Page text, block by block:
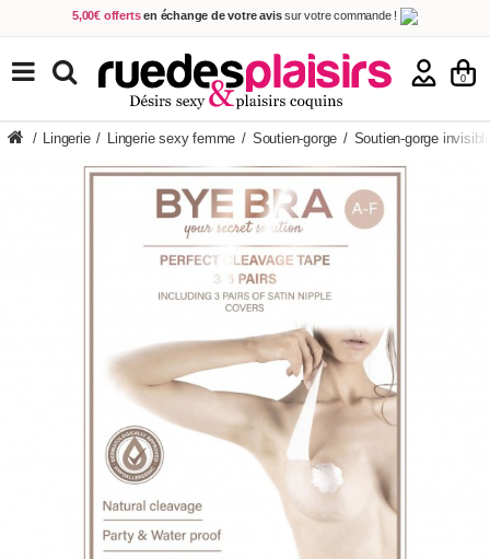
5,00€ offerts en échange de votre avissur votre commande !
Achetez aujourd'hui. Décidez quand payer !
Livraison en 48h
au prix de 2,90 € ! (Offerte dès 69,00€ d'achat)
0
TOUS NOS PRODUITS
/ Lingerie / Lingerie sexy femme / Soutien-gorge / Soutien-gorge